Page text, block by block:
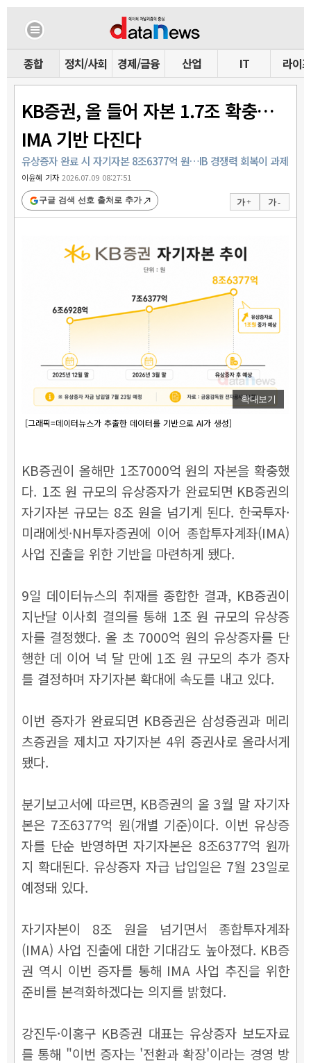
종합 정치/사회 경제/금융 산업 IT 라이프
KB증권, 올 들어 자본 1.7조 확충…
IMA 기반 다진다
유상증자 완료 시 자기자본 8조6377억 원…IB 경쟁력 회복이 과제
이윤혜 기자2026.07.09 08:27:51
가 + 가 -
구글 검색 선호 출처로 추가
확대보기
[그래픽=데이터뉴스가 추출한 데이터를 기반으로 AI가 생성]
KB증권이 올해만 1조7000억 원의 자본을 확충했
다. 1조 원 규모의 유상증자가 완료되면 KB증권의
자기자본 규모는 8조 원을 넘기게 된다. 한국투자·
미래에셋·NH투자증권에 이어 종합투자계좌(IMA)
사업 진출을 위한 기반을 마련하게 됐다.
9일 데이터뉴스의 취재를 종합한 결과, KB증권이
지난달 이사회 결의를 통해 1조 원 규모의 유상증
자를 결정했다. 올 초 7000억 원의 유상증자를 단
행한 데 이어 넉 달 만에 1조 원 규모의 추가 증자
를 결정하며 자기자본 확대에 속도를 내고 있다.
이번 증자가 완료되면 KB증권은 삼성증권과 메리
츠증권을 제치고 자기자본 4위 증권사로 올라서게
됐다.
분기보고서에 따르면, KB증권의 올 3월 말 자기자
본은 7조6377억 원(개별 기준)이다. 이번 유상증
자를 단순 반영하면 자기자본은 8조6377억 원까
지 확대된다. 유상증자 자급 납입일은 7월 23일로
예정돼 있다.
자기자본이 8조 원을 넘기면서 종합투자계좌
(IMA) 사업 진출에 대한 기대감도 높아졌다. KB증
권 역시 이번 증자를 통해 IMA 사업 추진을 위한
준비를 본격화하겠다는 의지를 밝혔다.
강진두·이홍구 KB증권 대표는 유상증자 보도자료
를 통해 "이번 증자는 '전환과 확장'이라는 경영 방